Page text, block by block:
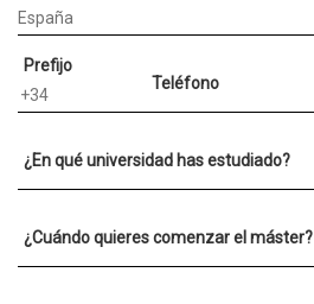
Prefijo
Teléfono
¿En qué universidad has estudiado?
¿Cuándo quieres comenzar el máster?